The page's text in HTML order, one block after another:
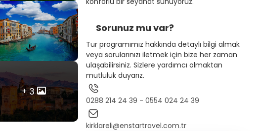
3
Sorunuz mu var?
Tur programımız hakkında detaylı bilgi almak
veya sorularınızı iletmek için bize her zaman
ulaşabilirsiniz. Sizlere yardımcı olmaktan
mutluluk duyarız.
0288 214 24 39 - 0554 024 24 39
kirklareli@enstartravel.com.tr